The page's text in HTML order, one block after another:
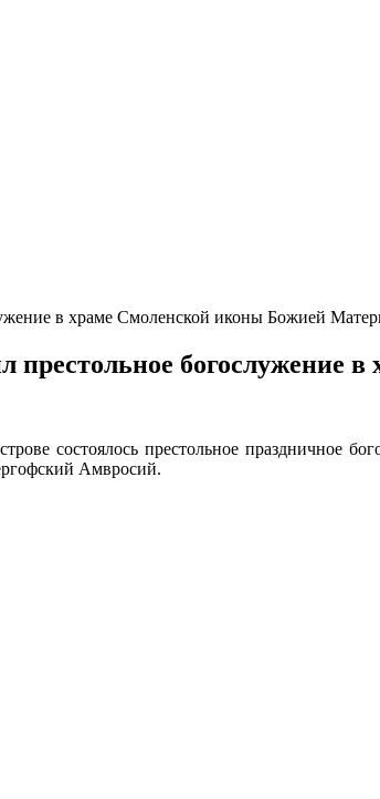
в храме Смоленской иконы Божией
престольное
состоялось престольное праздничное
Амвросий.